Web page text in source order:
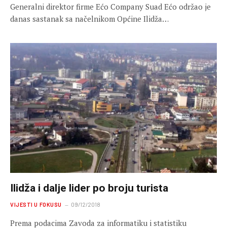
Generalni direktor firme Ećo Company Suad Ećo održao je
danas sastanak sa načelnikom Općine Ilidža…
Ilidža i dalje lider po broju turista
VIJESTI U FOKUSU 09/12/2018
Prema podacima Zavoda za informatiku i statistiku